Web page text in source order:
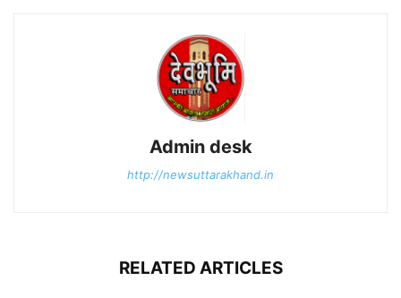
Admin desk
http://newsuttarakhand.in
RELATED ARTICLES